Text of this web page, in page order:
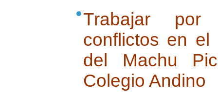
Trabajar
conflictos en
del Machu
Colegio Andino